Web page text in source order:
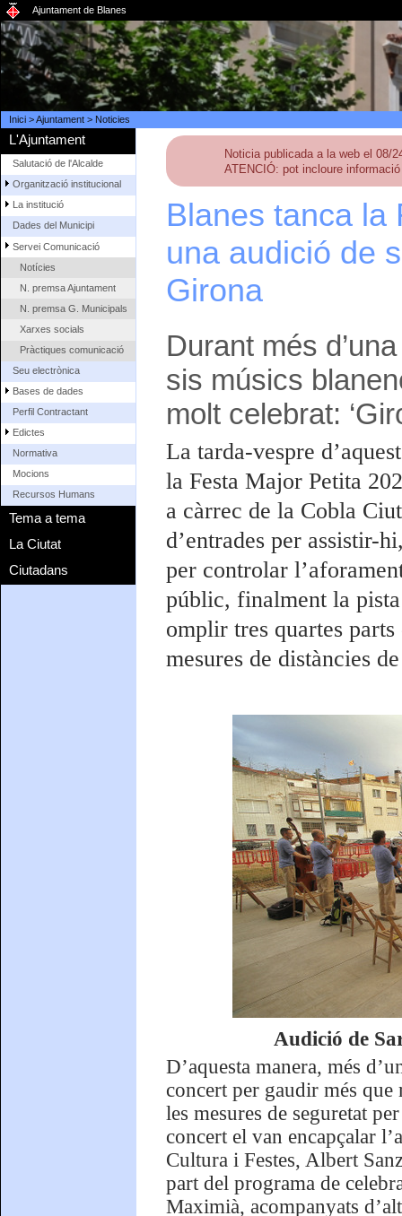
Ajuntament de Blanes
Inici>Ajuntament> Noticies
L'Ajuntament
Salutació de l'Alcalde
Organització institucional
La institució
Dades del Municipi
Servei Comunicació
Notícies
N. premsa Ajuntament
N. premsa G. Municipals
Xarxes socials
Pràctiques comunicació
Seu electrònica
Bases de dades
Perfil Contractant
Edictes
Normativa
Mocions
Recursos Humans
Tema a tema
La Ciutat
Ciutadans
Noticia publicada a la web el 08/
ATENCIÓ: pot incloure
Blanes tanca la
una audició de
Girona
Durant més
sis músics
molt celebrat:
La tarda-vespre
la Festa Major Petita
a càrrec de la Cobla
d’entrades per assistir-
per controlar
públic, finalment la
omplir tres quartes
mesures de distàncies
Audició de
D’aquesta manera, més
concert per gaudir més que
les mesures de seguretat
concert el van encapçalar
Cultura i Festes, Albert
part del programa de
Maximià, acompanyats